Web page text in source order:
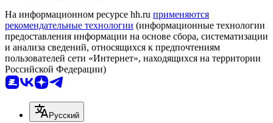
На информационном ресурсе hh.ru применяются
рекомендательные технологии (информационные технологии
предоставления информации на основе сбора, систематизации
и анализа сведений, относящихся к предпочтениям
пользователей сети «Интернет», находящихся на территории
Российской Федерации)
Русский